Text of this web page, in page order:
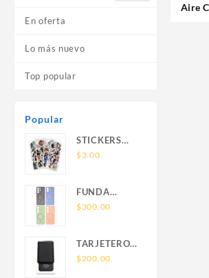
En oferta
Lo más nuevo
Top popular
Popular
STICKERS
UNIVERSALES
$3.00
FUNDA
NOVA SAM
SIN SOPORTE
MAGNETICO
$300.00
TARJETERO
SIN SOPORTE
$200.00
Aire